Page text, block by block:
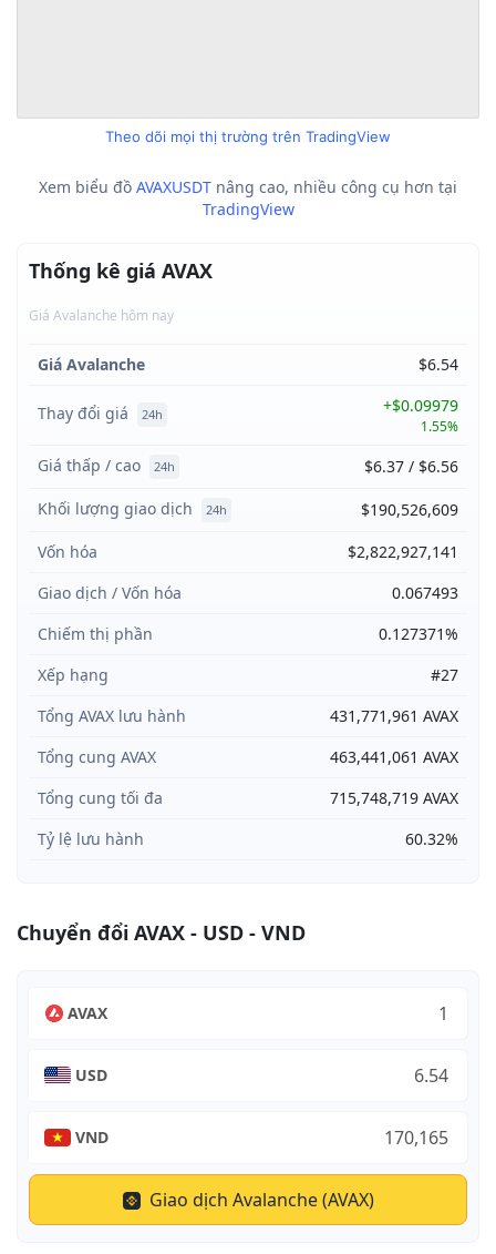
Theo dõi mọi thị trường trên TradingView
Xem biểu đồ AVAXUSDT nâng cao, nhiều công cụ hơn tại
TradingView
Thống kê giá AVAX
Giá Avalanche hôm nay
Giá Avalanche $6.54
Thay đổi giá 24h +$0.09979
1.55%
Giá thấp / cao 24h
$6.37 / $6.56
Khối lượng giao dịch
24h
$190,526,609
Vốn hóa
$2,822,927,141
Giao dịch / Vốn hóa
0.067493
Chiếm thị phần
0.127371%
Xếp hạng
#27
Tổng AVAX lưu hành
431,771,961 AVAX
Tổng cung AVAX
463,441,061 AVAX
Tổng cung tối đa
715,748,719 AVAX
Tỷ lệ lưu hành
60.32%
Chuyển đổi AVAX - USD - VND
AVAX
USD
VND
Giao dịch Avalanche (AVAX)